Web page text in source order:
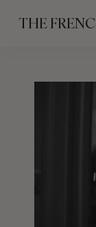
THE